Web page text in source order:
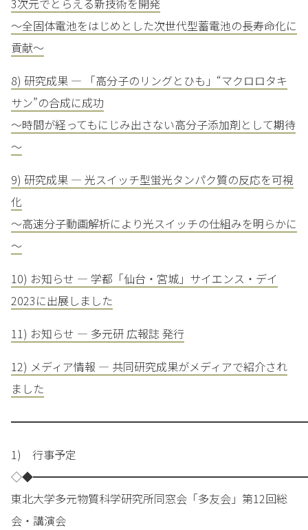
3次元でとらえる新技術を開発
～全固体電池をはじめとした次世代型蓄電池の長寿命化に
貢献～
8) 研究成果 — 「高分子のリングとひも」“マクロロタキ
サン”の合成に成功
～時間が経ってもにじみ出さない高分子添加剤として期待
～
9) 研究成果 — 光スイッチ型蛍光タンパク質の反応を可視
化
～高速分子動画解析により光スイッチの仕組みを明らかに
～
10) お知らせ — 学都「仙台・宮城」サイエンス・デイ
2023に出展しました
11) お知らせ — 多元研 広報誌 発行
12) メディア情報 — 共同研究成果がメディアで紹介され
ました
1) 行事予定
東北大学多元物質科学研究所同窓会「多友会」第12回総
会・講演会